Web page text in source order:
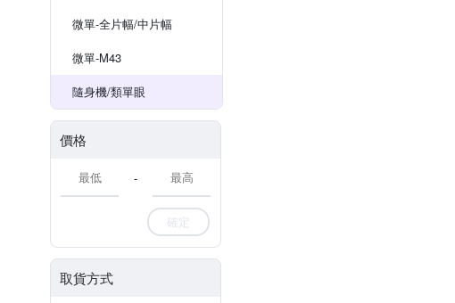
微單-全片幅/中片幅
微單-M43
隨身機/類單眼
價格
-
確定
取貨方式